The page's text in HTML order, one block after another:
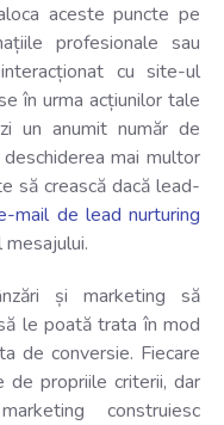
aceste puncte pe
profesionale sau
cu site-ul
în urma acțiunilor tale
un anumit număr de
mai multor
să crească dacă lead-
mail de lead nurturing
mesajului.
și marketing să
le poată trata în mod
de conversie. Fiecare
de propriile criterii, dar
construiesc